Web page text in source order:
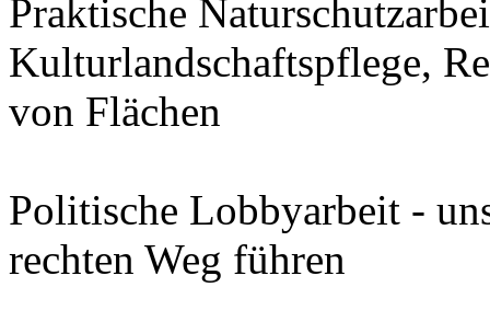
Praktische
Kulturlandschaftspflege,
von Flächen
Politische Lobbyarbeit -
rechten Weg führen